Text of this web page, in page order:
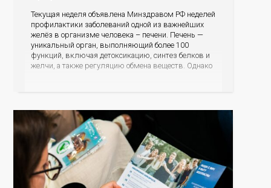
Текущая неделя объявлена Минздравом РФ неделей
профилактики заболеваний одной из важнейших
желёз в организме человека – печени. Печень —
уникальный орган, выполняющий более 100
функций, включая детоксикацию, синтез белков и
желчи, а также регуляцию обмена веществ. Однако